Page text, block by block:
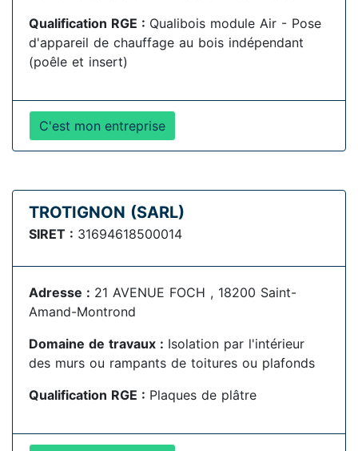
Qualification RGE : Qualibois module Air - Pose
d'appareil de chauffage au bois indépendant
(poêle et insert)
C'est mon entreprise
TROTIGNON (SARL)
SIRET : 31694618500014
Adresse : 21 AVENUE FOCH , 18200 Saint-
Amand-Montrond
Domaine de travaux : Isolation par l'intérieur
des murs ou rampants de toitures ou plafonds
Qualification RGE : Plaques de plâtre